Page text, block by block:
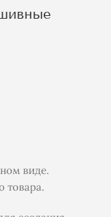
виде.
товара.